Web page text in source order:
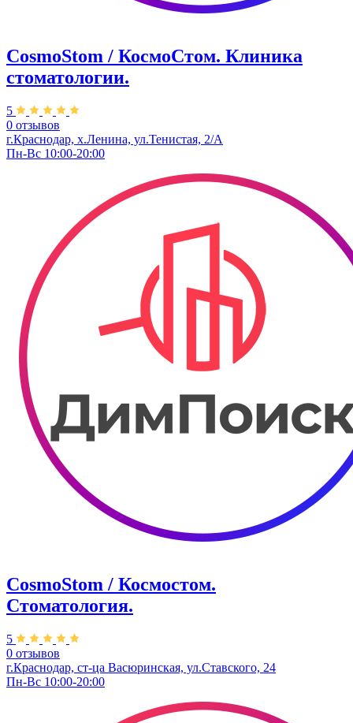
CosmoStom / КосмоСтом. Клиника
стоматологии.
5
0 отзывов
г.Краснодар, х.Ленина, ул.Тенистая, 2/А
Пн-Вс 10:00-20:00
CosmoStom / Космостом.
Стоматология.
5
0 отзывов
г.Краснодар, ст-ца Васюринская, ул.Ставского, 24
Пн-Вс 10:00-20:00